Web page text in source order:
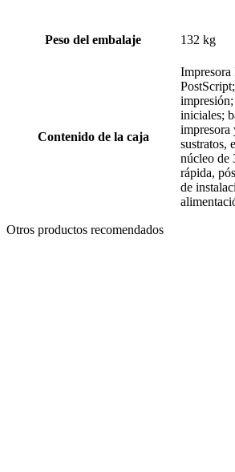
Peso del embalaje 132 kg
Contenido de la caja
Impresora
iniciales;
impresora
sustratos,
núcleo de
rápida,
de
Otros productos recomendados